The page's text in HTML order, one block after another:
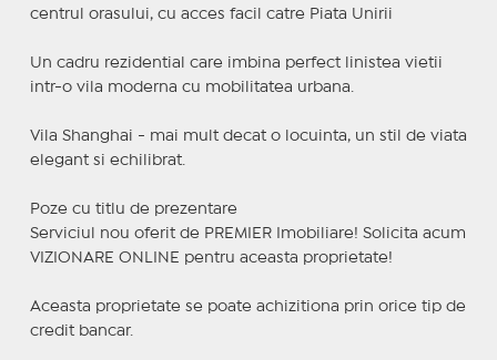
centrul orasului, cu acces facil catre Piata Unirii
Un cadru rezidential care imbina perfect linistea vietii
intr-o vila moderna cu mobilitatea urbana.
Vila Shanghai - mai mult decat o locuinta, un stil de viata
elegant si echilibrat.
Poze cu titlu de prezentare
Serviciul nou oferit de PREMIER Imobiliare! Solicita acum
VIZIONARE ONLINE pentru aceasta proprietate!
Aceasta proprietate se poate achizitiona prin orice tip de
credit bancar.